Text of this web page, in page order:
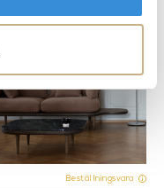
Beställningsvara